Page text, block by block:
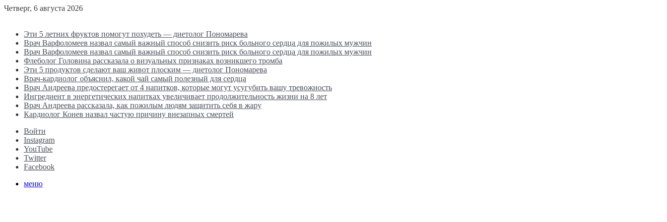
Четверг, 6 августа 2026
Эти 5 летних фруктов помогут похудеть — диетолог Пономарева
Врач Варфоломеев назвал самый важный способ снизить риск больного сердца для пожилых мужчин
Врач Варфоломеев назвал самый важный способ снизить риск больного сердца для пожилых мужчин
Флеболог Головина рассказала о визуальных признаках возникшего тромба
Эти 5 продуктов сделают ваш живот плоским — диетолог Пономарева
Врач-кардиолог объяснил, какой чай самый полезный для сердца
Врач Андреева предостерегает от 4 напитков, которые могут усугубить вашу тревожность
Ингредиент в энергетических напитках увеличивает продолжительность жизни на 8 лет
Врач Андреева рассказала, как пожилым людям защитить себя в жару
Кардиолог Конев назвал частую причину внезапных смертей
Войти
Instagram
YouTube
Twitter
Facebook
меню